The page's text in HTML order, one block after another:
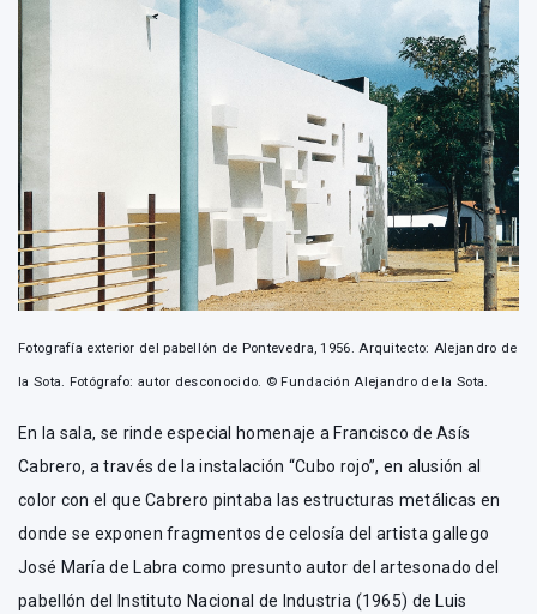
Fotografía exterior del pabellón de Pontevedra, 1956. Arquitecto: Alejandro de
la Sota. Fotógrafo: autor desconocido. © Fundación Alejandro de la Sota.
En la sala, se rinde especial homenaje a Francisco de Asís
Cabrero, a través de la instalación “Cubo rojo”, en alusión al
color con el que Cabrero pintaba las estructuras metálicas en
donde se exponen fragmentos de celosía del artista gallego
José María de Labra como presunto autor del artesonado del
pabellón del Instituto Nacional de Industria (1965) de Luis